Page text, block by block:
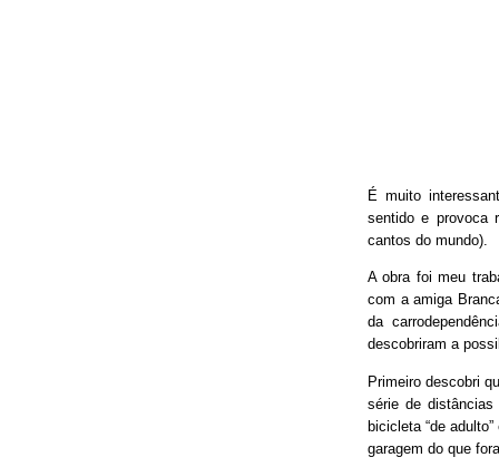
É muito
sentido e provoca
cantos do mundo).
A obra foi meu
com a amiga
da
descobriram a
Primeiro descobri
série de distâncias
bicicleta “de
garagem do que